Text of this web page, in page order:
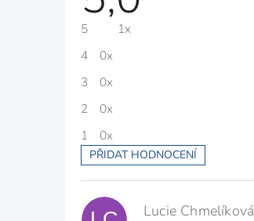
5
1x
4
0x
3
0x
2
0x
1
0x
PŘIDAT HODNOCENÍ
V
ý
p
i Lucie Chmelíková